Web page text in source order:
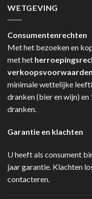
WETGEVING
Consumentenrechten
Met het bezoeken en
met het
minimale wettelijke
dranken (bier en wijn)
dranken.
Garantie en klachten
U heeft als consument
jaar garantie. Klachten
contacteren.